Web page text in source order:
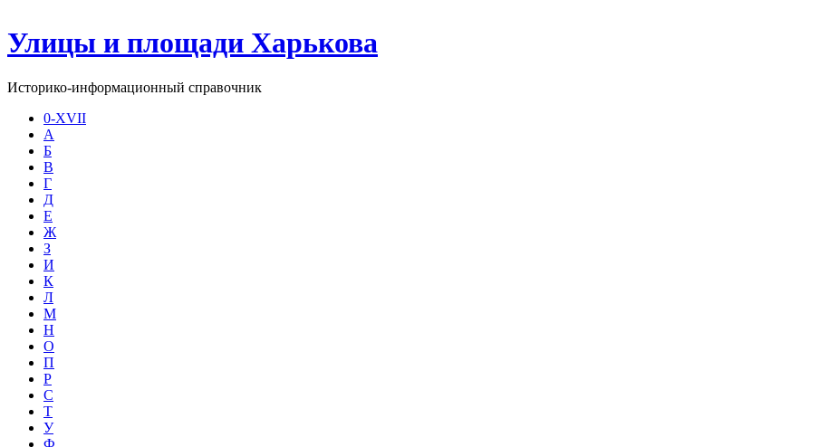
Улицы и площади Харькова
Историко-информационный справочник
0-XVII
А
Б
В
Г
Д
Е
Ж
З
И
К
Л
М
Н
О
П
Р
С
Т
У
Ф